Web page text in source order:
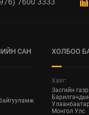
САН ХОЛБОО
Хаяг:
Засгийн
Монгол Улс